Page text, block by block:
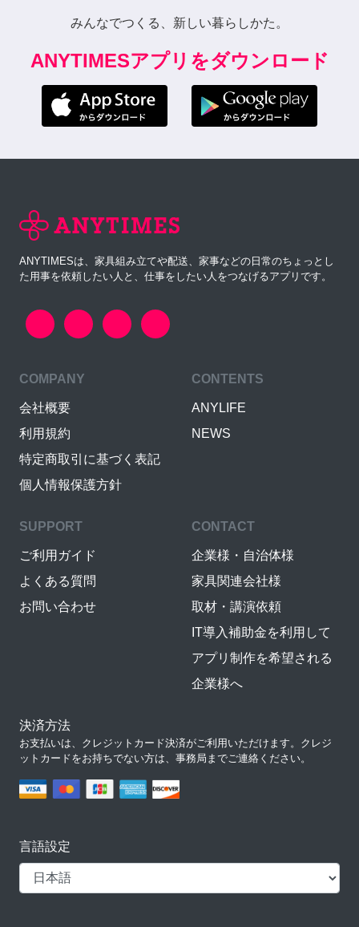
みんなでつくる、新しい暮らしかた。
ANYTIMESアプリをダウンロード
ANYTIMESは、家具組み立てや配送、家事などの日常のちょっとし
た用事を依頼したい人と、仕事をしたい人をつなげるアプリです。
COMPANY
会社概要
利用規約
特定商取引に基づく表記
個人情報保護方針
CONTENTS
ANYLIFE
NEWS
SUPPORT
ご利用ガイド
よくある質問
お問い合わせ
CONTACT
企業様・自治体様
家具関連会社様
取材・講演依頼
IT導入補助金を利用して
アプリ制作を希望される
企業様へ
決済方法
お支払いは、クレジットカード決済がご利用いただけます。クレジ
ットカードをお持ちでない方は、事務局までご連絡ください。
言語設定